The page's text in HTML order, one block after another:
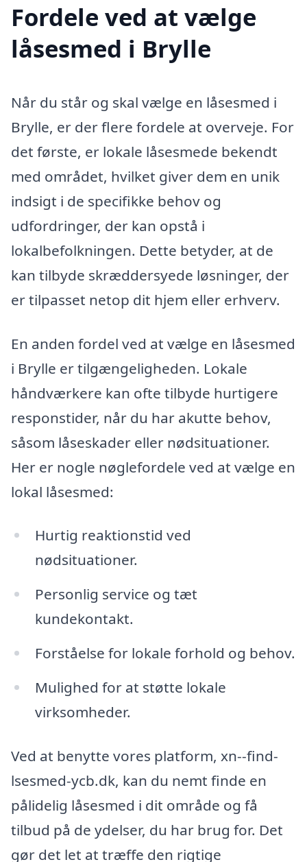
Fordele ved at vælge
låsesmed i Brylle
Når du står og skal vælge en låsesmed i
Brylle, er der flere fordele at overveje. For
det første, er lokale låsesmede bekendt
med området, hvilket giver dem en unik
indsigt i de specifikke behov og
udfordringer, der kan opstå i
lokalbefolkningen. Dette betyder, at de
kan tilbyde skræddersyede løsninger, der
er tilpasset netop dit hjem eller erhverv.
En anden fordel ved at vælge en låsesmed
i Brylle er tilgængeligheden. Lokale
håndværkere kan ofte tilbyde hurtigere
responstider, når du har akutte behov,
såsom låseskader eller nødsituationer.
Her er nogle nøglefordele ved at vælge en
lokal låsesmed:
Hurtig reaktionstid ved
nødsituationer.
Personlig service og tæt
kundekontakt.
Forståelse for lokale forhold og behov.
Mulighed for at støtte lokale
virksomheder.
Ved at benytte vores platform, xn--find-
lsesmed-ycb.dk, kan du nemt finde en
pålidelig låsesmed i dit område og få
tilbud på de ydelser, du har brug for. Det
gør det let at træffe den rigtige